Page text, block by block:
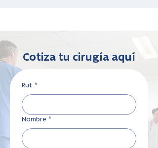
Cotiza tu cirugía aquí
Rut *
Nombre *